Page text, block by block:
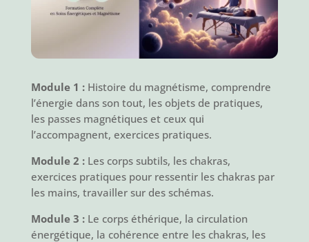
Module 1 :Histoire du magnétisme, comprendre
l’énergie dans son tout, les objets de pratiques,
les passes magnétiques et ceux qui
l’accompagnent, exercices pratiques.
Module 2 : Les corps subtils, les chakras,
exercices pratiques pour ressentir les chakras par
les mains, travailler sur des schémas.
Module 3 :Le corps éthérique, la circulation
énergétique, la cohérence entre les chakras, les